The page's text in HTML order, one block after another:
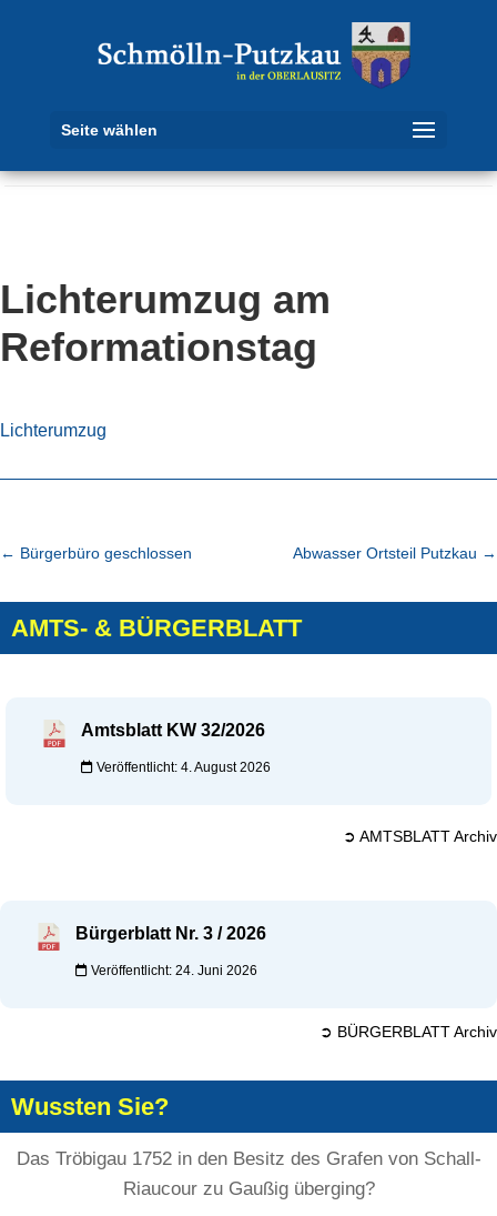
Seite wählen
Lichterumzug am
Reformationstag
Lichterumzug
← Bürgerbüro geschlossen Abwasser Ortsteil Putzkau →
AMTS- & BÜRGERBLATT
Amtsblatt KW 32/2026
Veröffentlicht: 4. August 2026
➲ AMTSBLATT Archiv
Bürgerblatt Nr. 3 / 2026
Veröffentlicht: 24. Juni 2026
➲ BÜRGERBLATT Archiv
Wussten Sie?
Das Tröbigau 1752 in den Besitz des Grafen von Schall-
Riaucour zu Gaußig überging?